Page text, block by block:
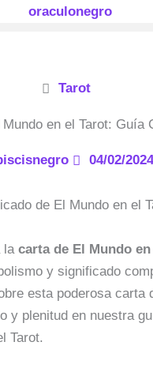
Tarot
en el Tarot: Guía
04/02/2024
la carta de El Mundo
y significado
esta poderosa carta
y plenitud en nuestra
Tarot.